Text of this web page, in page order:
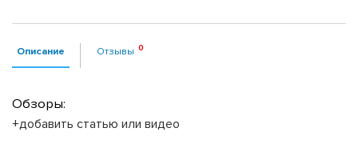
Описание Отзывы
Обзоры:
+добавить статью или видео